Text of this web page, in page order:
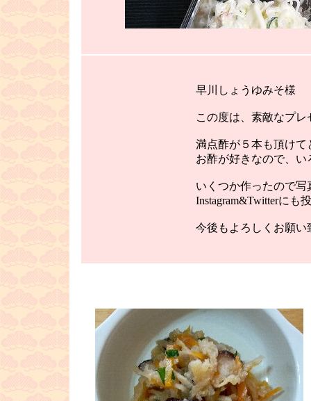
早川しょうゆみそ様
この度は、素敵なプ
満点酢が５本も頂け
お酢が好きなので、
いくつか作ったので
Instagram&Twitterにも
今後もよろしくお願い